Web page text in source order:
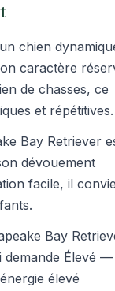
chien
caractère
de chasses, ce
et répétitives.
Bay Retriever
dévouement
facile, il
Bay
demande Élevé —
élevé